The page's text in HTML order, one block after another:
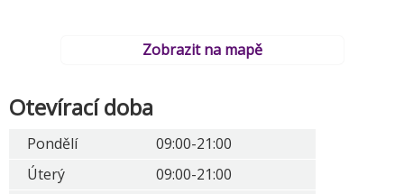
Zobrazit na mapě
Otevírací doba
Pondělí
09:00-21:00
Úterý
09:00-21:00